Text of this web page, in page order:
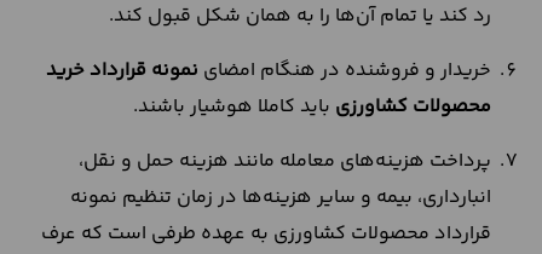
رد کند یا تمام آن‌ها را به همان شکل قبول کند.
خریدار و فروشنده در هنگام امضای نمونه قرارداد خرید
محصولات کشاورزی باید کاملا هوشیار باشند.
پرداخت هزینه‌های معامله مانند هزینه حمل و نقل،
انبارداری، بیمه و سایر هزینه‌ها در زمان تنظیم نمونه
قرارداد محصولات کشاورزی به عهده طرفی است که عرف